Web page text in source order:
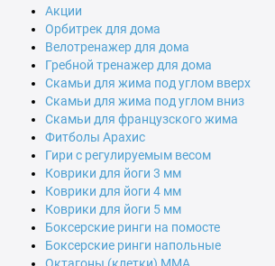
Акции
Орбитрек для дома
Велотренажер для дома
Гребной тренажер для дома
Скамьи для жима под углом вверх
Скамьи для жима под углом вниз
Скамьи для французского жима
Фитболы Арахис
Гири с регулируемым весом
Коврики для йоги 3 мм
Коврики для йоги 4 мм
Коврики для йоги 5 мм
Боксерские ринги на помосте
Боксерские ринги напольные